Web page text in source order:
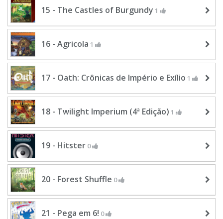
15 - The Castles of Burgundy 1
16 - Agricola 1
17 - Oath: Crônicas de Império e Exílio 1
18 - Twilight Imperium (4ª Edição) 1
19 - Hitster 0
20 - Forest Shuffle 0
21 - Pega em 6! 0